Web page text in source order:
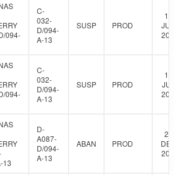
094-
C-
032-
D/094-
A-13
SUSP PROD
094-
C-
032-
D/094-
A-13
SUSP PROD
13
D-
A087-
D/094-
A-13
ABAN PROD